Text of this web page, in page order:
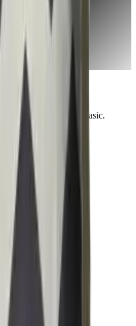
Collection. Material: Basic.